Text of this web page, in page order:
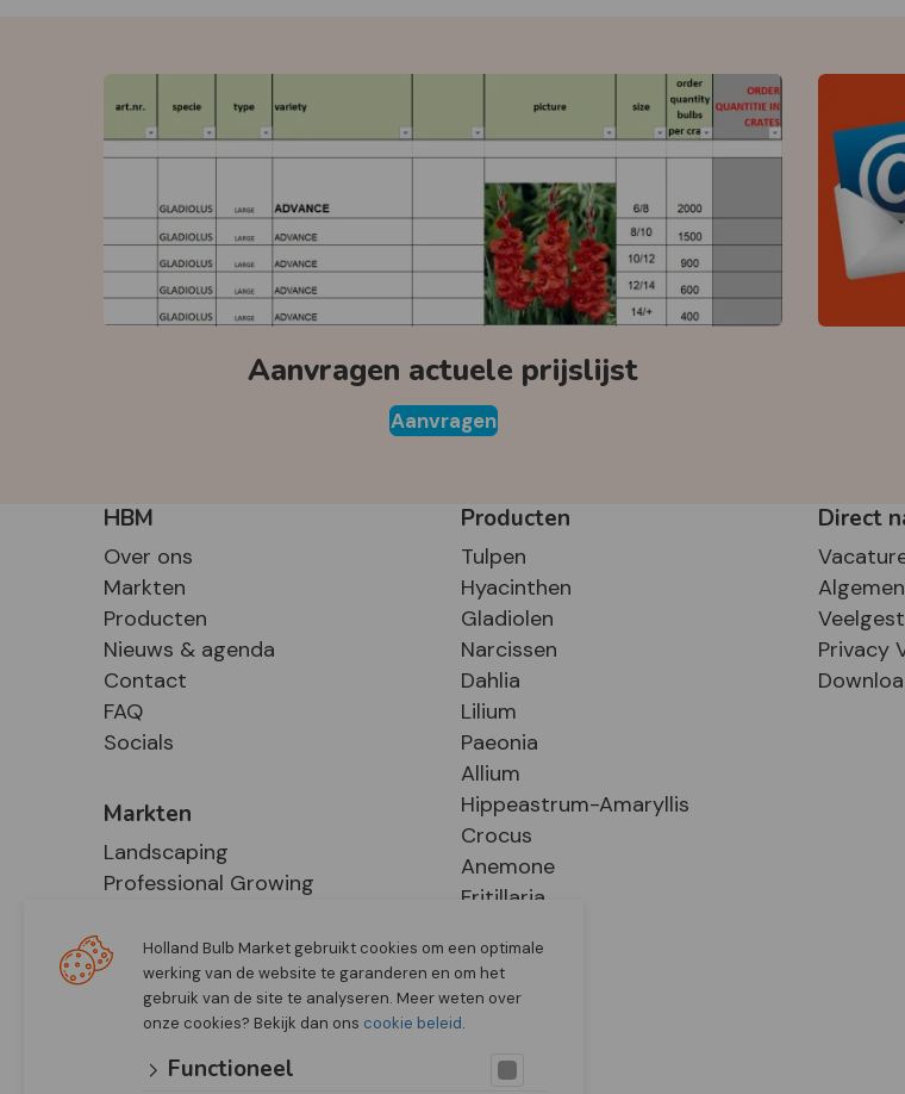
Aanvragen actuele prijslijst
Aanvragen
HBM
Over ons
Markten
Producten
Nieuws & agenda
Contact
FAQ
Socials
Markten
Landscaping
Professional Growing
Retail
Producten
Tulpen
Hyacinthen
Gladiolen
Narcissen
Dahlia
Lilium
Paeonia
Allium
Hippeastrum-Amaryllis
Crocus
Anemone
Fritillaria
Direct
Privacy
Holland Bulb Market gebruikt cookies om een optimale
werking van de website te garanderen en om het
gebruik van de site te analyseren. Meer weten over
onze cookies? Bekijk dan ons cookie beleid.
Functioneel